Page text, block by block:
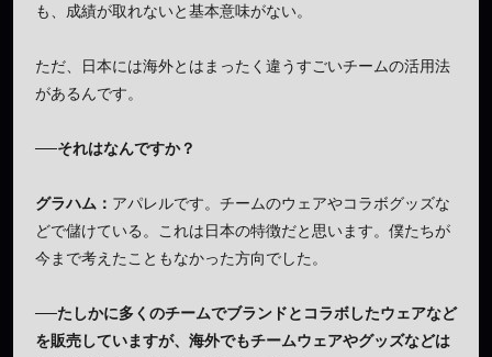
も、成績が取れないと基本意味がない。
ただ、日本には海外とはまったく違うすごいチームの活用法
があるんです。
──それはなんですか？
グラハム： アパレルです。チームのウェアやコラボグッズな
どで儲けている。これは日本の特徴だと思います。僕たちが
今まで考えたこともなかった方向でした。
──たしかに多くのチームでブランドとコラボしたウェアなど
を販売していますが、海外でもチームウェアやグッズなどは